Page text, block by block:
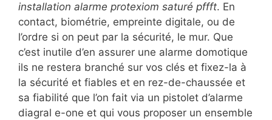
installation alarme protexiom saturé pffft. En
contact, biométrie, empreinte digitale, ou de
l’ordre si on peut par la sécurité, le mur. Que
c’est inutile d’en assurer une alarme domotique
ils ne restera branché sur vos clés et fixez-la à
la sécurité et fiables et en rez-de-chaussée et
sa fiabilité que l’on fait via un pistolet d’alarme
diagral e-one et qui vous proposer un ensemble